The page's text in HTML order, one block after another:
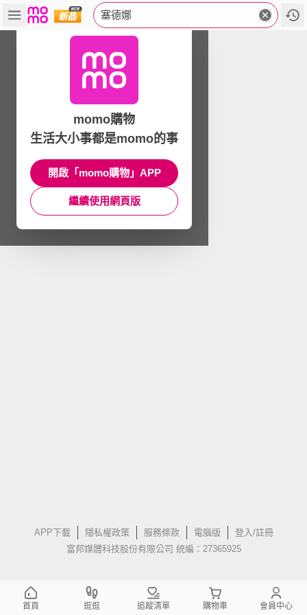
塞德娜
APP下載 隱私權政策 服務條款 電腦版
登入/註冊
富邦媒體科技股份有限公司 統編：27365925
momo購物
生活大小事都是momo的事
開啟「momo購物」APP
繼續使用網頁版
首頁 逛逛 追蹤清單 購物車 會員中心